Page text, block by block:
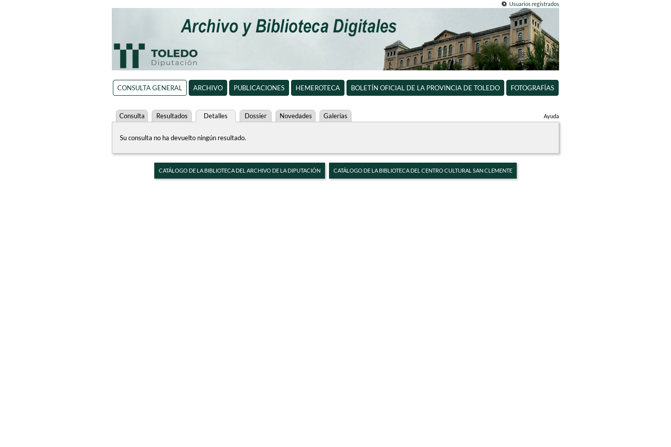
Usuarios registrados
CONSULTA GENERAL ARCHIVO PUBLICACIONES HEMEROTECA BOLETÍN OFICIAL DE LA PROVINCIA DE TOLEDO FOTOGRAFÍAS
Ayuda
Consulta Resultados Detalles Dossier Novedades Galerías
Su consulta no ha devuelto ningún resultado.
CATÁLOGO DE LA BIBLIOTECA DEL ARCHIVO DE LA DIPUTACIÓN CATÁLOGO DE LA BIBLIOTECA DEL CENTRO CULTURAL SAN CLEMENTE